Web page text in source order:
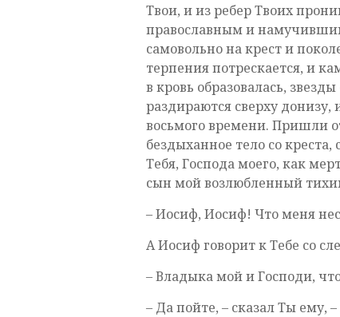
Твои, и из ребер Твоих
православным и
самовольно на крест и
терпения потрескается, и
в кровь образовалась,
раздираются сверху донизу,
восьмого времени. Пришли
бездыханное тело со
Тебя, Господа моего, как
сын мой возлюбленный
– Иосиф, Иосиф! Что меня
А Иосиф говорит к Тебе со
– Владыка мой и Господи,
– Да пойте, – сказал Ты ему,